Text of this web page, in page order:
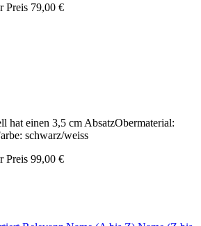
Preis 79,00 €
hat einen 3,5 cm AbsatzObermaterial:
schwarz/weiss
Preis 99,00 €